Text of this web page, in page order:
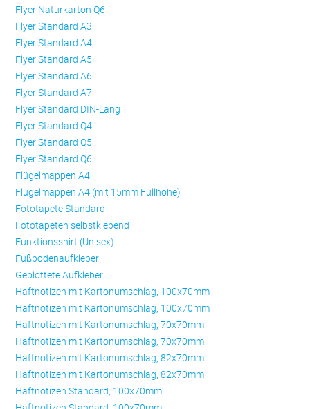
Flyer Naturkarton Q6
Flyer Standard A3
Flyer Standard A4
Flyer Standard A5
Flyer Standard A6
Flyer Standard A7
Flyer Standard DIN-Lang
Flyer Standard Q4
Flyer Standard Q5
Flyer Standard Q6
Flügelmappen A4
Flügelmappen A4 (mit 15mm Füllhöhe)
Fototapete Standard
Fototapeten selbstklebend
Funktionsshirt (Unisex)
Fußbodenaufkleber
Geplottete Aufkleber
Haftnotizen mit Kartonumschlag, 100x70mm
Haftnotizen mit Kartonumschlag, 100x70mm
Haftnotizen mit Kartonumschlag, 70x70mm
Haftnotizen mit Kartonumschlag, 70x70mm
Haftnotizen mit Kartonumschlag, 82x70mm
Haftnotizen mit Kartonumschlag, 82x70mm
Haftnotizen Standard, 100x70mm